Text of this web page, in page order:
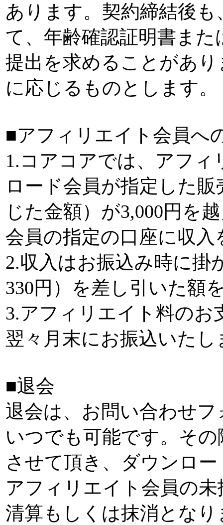
あります。契約締結後
て、年齢確認証明書ま
提出を求めることがあ
に応じるものとします。
■アフィリエイト会員へ
1.コアコアでは、アフ
ロード会員が指定した
じた金額）が3,000円を
会員の指定の口座に収
2.収入はお振込み時に掛
330円）を差し引いた額
3.アフィリエイト料のお
翌々月末にお振込いたし
■退会
退会は、お問い合わせ
いつでも可能です。そ
させて頂き、ダウンロ
アフィリエイト会員の
清算もしくは抹消となり